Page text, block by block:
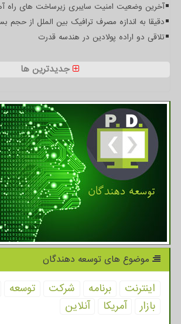
آخرین وضعیت امنیت سایبری زیرساخت های راه
دقیقا به اندازه مصرف ترافیک بین الملل از حجم
تلاقی دو اراده پولادین در هندسه قدرت
جدیدترین ها
موضوع های توسعه دهندگان
اینترنت برنامه شركت توسعه
بازار
آمریكا آنلاین